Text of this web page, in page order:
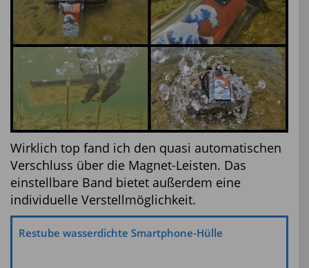
Wirklich top fand ich den quasi automatischen
Verschluss über die Magnet-Leisten. Das
einstellbare Band bietet außerdem eine
individuelle Verstellmöglichkeit.
Restube wasserdichte Smartphone-Hülle